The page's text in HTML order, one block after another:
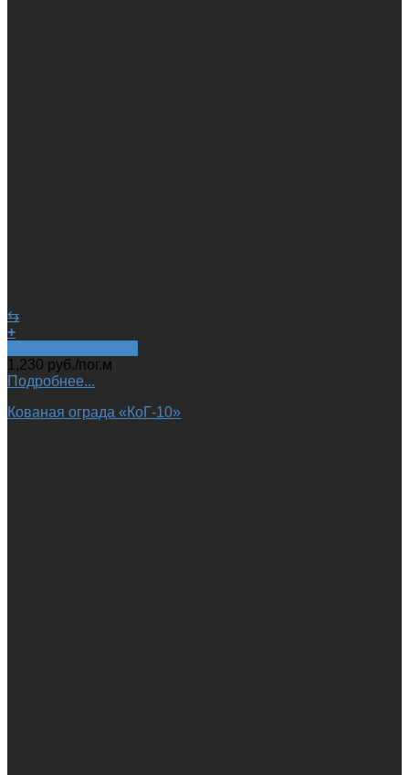
⇆
+
1,230 руб./пог.м
Подробнее...
Кованая ограда «КоГ-10»